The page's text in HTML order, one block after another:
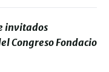
invitados
Congreso Fondacio